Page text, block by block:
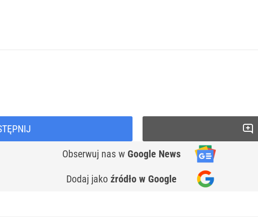
Obserwuj nas w Google News
Dodaj jako źródło w Google